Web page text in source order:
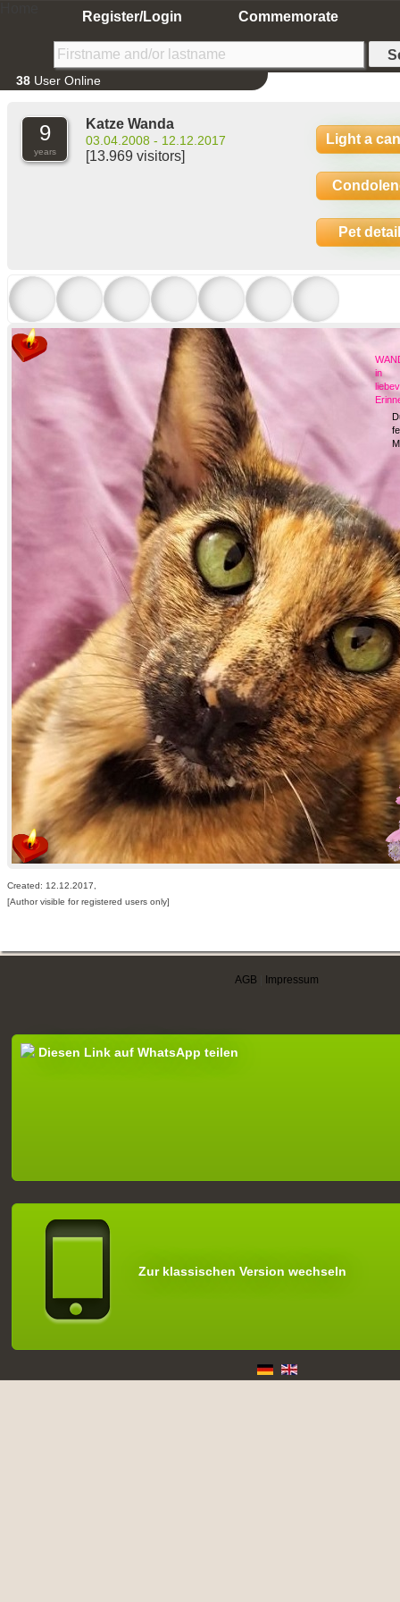
Register/Login Commemorate
38 User Online
9
years
Katze Wanda
03.04.2008 - 12.12.2017
[13.969 visitors]
Light a
Pet
in
Created: 12.12.2017,
[Author visible for registered users only]
AGB Impressum
Diesen Link auf WhatsApp teilen
Zur klassischen Version wechseln